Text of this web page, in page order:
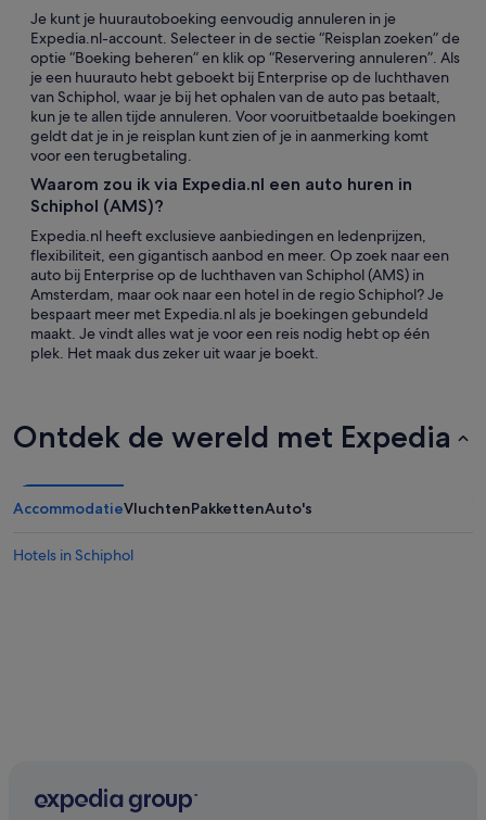
Je kunt je huurautoboeking eenvoudig annuleren in je
Expedia.nl-account. Selecteer in de sectie “Reisplan zoeken” de
optie “Boeking beheren” en klik op “Reservering annuleren”. Als
je een huurauto hebt geboekt bij Enterprise op de luchthaven
van Schiphol, waar je bij het ophalen van de auto pas betaalt,
kun je te allen tijde annuleren. Voor vooruitbetaalde boekingen
geldt dat je in je reisplan kunt zien of je in aanmerking komt
voor een terugbetaling.
Waarom zou ik via Expedia.nl een auto huren in
Schiphol (AMS)?
Expedia.nl heeft exclusieve aanbiedingen en ledenprijzen,
flexibiliteit, een gigantisch aanbod en meer. Op zoek naar een
auto bij Enterprise op de luchthaven van Schiphol (AMS) in
Amsterdam, maar ook naar een hotel in de regio Schiphol? Je
bespaart meer met Expedia.nl als je boekingen gebundeld
maakt. Je vindt alles wat je voor een reis nodig hebt op één
plek. Het maak dus zeker uit waar je boekt.
Ontdek de wereld met Expedia
AccommodatieVluchtenPakkettenAuto's
Hotels in Schiphol